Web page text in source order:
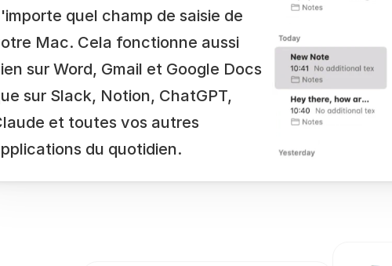
quel champ de saisie de
Mac. Cela fonctionne aussi
sur Word, Gmail et Google Docs
sur Slack, Notion, ChatGPT,
et toutes vos autres
du quotidien.